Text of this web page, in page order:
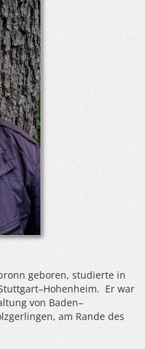
geboren, studierte in
Er war
von Baden–
am Rande des